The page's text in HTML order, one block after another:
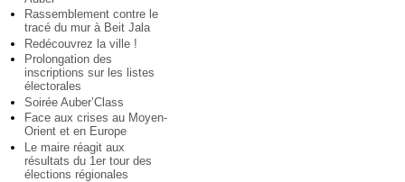
Rassemblement contre le
tracé du mur à Beit Jala
Redécouvrez la ville !
Prolongation des
inscriptions sur les listes
électorales
Soirée Auber’Class
Face aux crises au Moyen-
Orient et en Europe
Le maire réagit aux
résultats du 1er tour des
élections régionales